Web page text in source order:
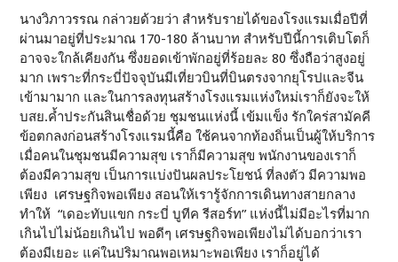
นางวิภาวรรณ กล่าวยด้วยว่า สำหรับรายได้ของโรงแรมเมื่อปีที่
ผ่านมาอยู่ที่ประมาณ 170-180 ล้านบาท สำหรับปีนี้การเติบโตก็
อาจจะใกล้เคียงกัน ซึ่งยอดเข้าพักอยู่ที่ร้อยละ 80 ซึ่งถือว่าสูงอยู่
มาก เพราะที่กระบี่ปัจจุบันมีเที่ยวบินที่บินตรงจากยุโรปและจีน
เข้ามามาก และในการลงทุนสร้างโรงแรมแห่งใหม่เราก็ยังจะให้
บสย.ค้ำประกันสินเชื่อด้วย ชุมชนแห่งนี้ เข้มแข็ง รักใคร่สามัคคี
ข้อตกลงก่อนสร้างโรงแรมนี้คือ ใช้คนจากท้องถิ่นเป็นผู้ให้บริการ
เมื่อคนในชุมชนมีความสุข เราก็มีความสุข พนักงานของเราก็
ต้องมีความสุข เป็นการแบ่งปันผลประโยชน์ ที่ลงตัว มีความพอ
เพียง เศรษฐกิจพอเพียง สอนให้เรารู้จักการเดินทางสายกลาง
ทำให้ “เดอะทับแขก กระบี่ บูทีค รีสอร์ท” แห่งนี้ไม่มีอะไรที่มาก
เกินไปไม่น้อยเกินไป พอดีๆ เศรษฐกิจพอเพียงไม่ได้บอกว่าเรา
ต้องมีเยอะ แค่ในปริมาณพอเหมาะพอเพียง เราก็อยู่ได้